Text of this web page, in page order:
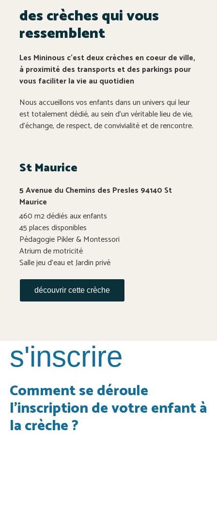
des crèches qui vous
ressemblent
Les Mininous c’est deux crèches en coeur de ville,
à proximité des transports et des parkings pour
vous faciliter la vie au quotidien
Nous accueillons vos enfants dans un univers qui leur
est totalement dédié, au sein d’un véritable lieu de vie,
d’échange, de respect, de convivialité et de rencontre.
St Maurice
5 Avenue du Chemins des Presles 94140 St
Maurice
460 m2 dédiés aux enfants
45 places disponibles
Pédagogie Pikler & Montessori
Atrium de motricité
Salle jeu d’eau et Jardin privé
découvrir cette crèche
s'inscrire
Comment se déroule
l'inscription de votre enfant à
la crèche ?